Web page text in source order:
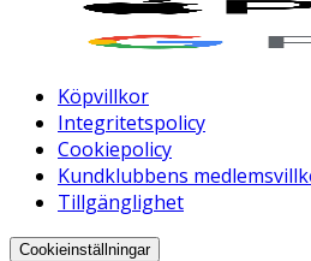
Köpvillkor
Integritetspolicy
Cookiepolicy
Kundklubbens
Tillgänglighet
Cookieinställningar